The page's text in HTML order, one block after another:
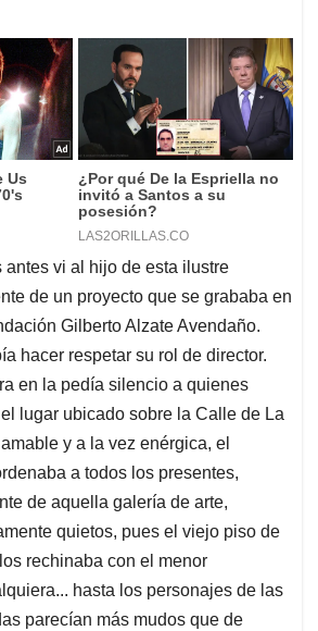
antes vi al hijo de esta ilustre
de un proyecto que se grababa en
Gilberto Alzate Avendaño.
hacer respetar su rol de director.
en la pedía silencio a quienes
lugar ubicado sobre la Calle de La
y a la vez enérgica, el
a todos los presentes,
de aquella galería de arte,
quietos, pues el viejo piso de
rechinaba con el menor
hasta los personajes de las
parecían más mudos que de